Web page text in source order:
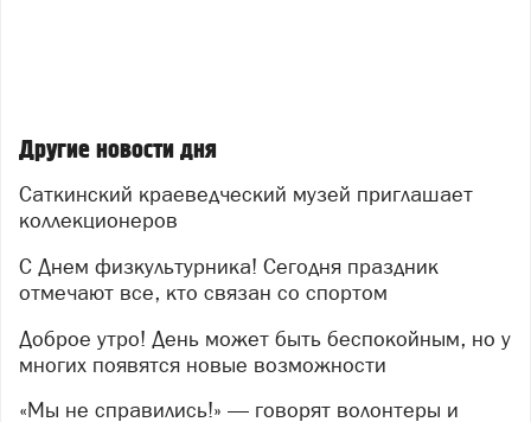
Другие новости дня
Саткинский краеведческий музей приглашает
коллекционеров
С Днем физкультурника! Сегодня праздник
отмечают все, кто связан со спортом
Доброе утро! День может быть беспокойным, но у
многих появятся новые возможности
«Мы не справились!» — говорят волонтеры и